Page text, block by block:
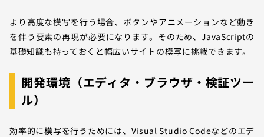
より高度な模写を行う場合、ボタンやアニメーションなど動き
を伴う要素の再現が必要になります。そのため、JavaScriptの
基礎知識も持っておくと幅広いサイトの模写に挑戦できます。
開発環境（エディタ・ブラウザ・検証ツー
ル）
効率的に模写を行うためには、Visual Studio Codeなどのエデ